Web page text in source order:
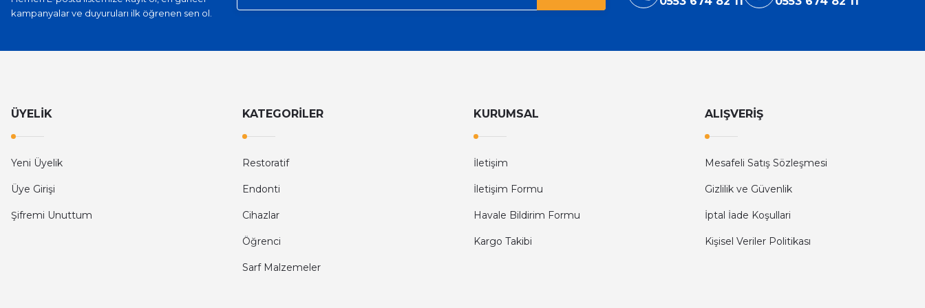
kampanyalar ve duyuruları ilk öğrenen sen ol.
ÜYELİK
Yeni Üyelik
Üye Girişi
Şifremi Unuttum
KATEGORİLER
Restoratif
Endonti
Cihazlar
Öğrenci
Sarf Malzemeler
KURUMSAL
İletişim
İletişim Formu
Havale Bildirim Formu
Kargo Takibi
ALIŞVERİŞ
Mesafeli Satış Sözleşmesi
Gizlilik ve Güvenlik
İptal İade Koşullari
Kişisel Veriler Politikası